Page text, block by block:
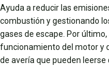
Ayuda a reducir las
combustión y gestionando
gases de escape. Por
funcionamiento del motor y
de avería que pueden